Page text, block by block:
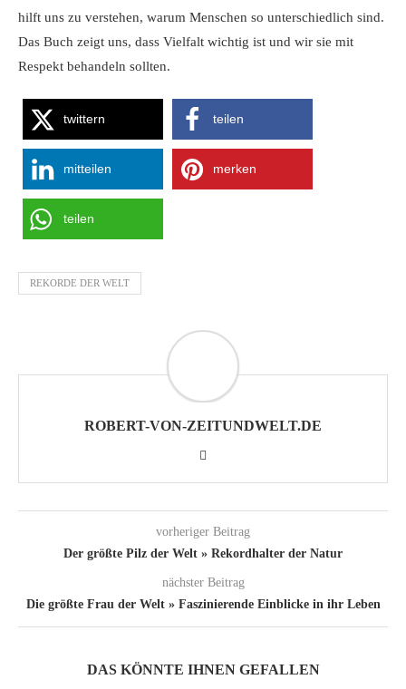
hilft uns zu verstehen, warum Menschen so unterschiedlich sind.
Das Buch zeigt uns, dass Vielfalt wichtig ist und wir sie mit
Respekt behandeln sollten.
twittern teilen
mitteilen merken
teilen
REKORDE DER WELT
ROBERT-VON-ZEITUNDWELT.DE
vorheriger Beitrag
Der größte Pilz der Welt » Rekordhalter der Natur
nächster Beitrag
Die größte Frau der Welt » Faszinierende Einblicke in ihr Leben
DAS KÖNNTE IHNEN GEFALLEN